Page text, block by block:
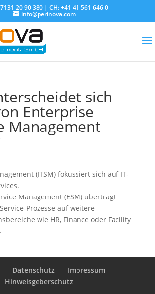
20 90 380 | CH: +41 41 561 646 0
info@perinova.com
sich
Enterprise
Management
(ITSM) fokussiert sich auf IT-
Management (ESM) überträgt
Prozesse auf weitere
wie HR, Finance oder Facility
Datenschutz
Impressum
Hinweisgeberschutz